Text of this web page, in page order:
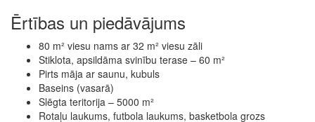
Ērtības un piedāvājums
80 m² viesu nams ar 32 m² viesu zāli
Stiklota, apsildāma svinību terase – 60 m²
Pirts māja ar saunu, kubuls
Baseins (vasarā)
Slēgta teritorija – 5000 m²
Rotaļu laukums, futbola laukums, basketbola grozs